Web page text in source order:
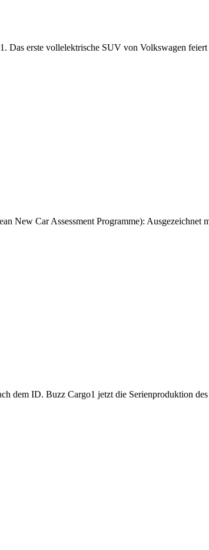
erste vollelektrische SUV von Volkswagen
New Car Assessment Programme):
dem ID. Buzz Cargo1 jetzt die Serienproduktion